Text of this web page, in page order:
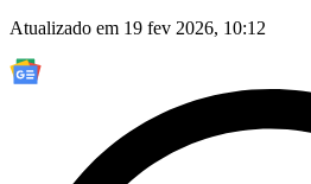
Atualizado em 19 fev 2026, 10:12